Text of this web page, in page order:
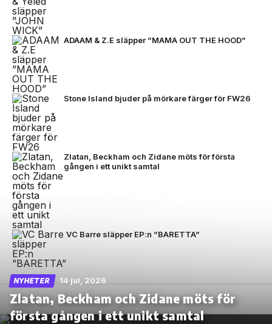
ADAAM & Z.E släpper ”MAMA OUT THE HOOD”
Stone Island bjuder på mörkare färger för FW26
Zlatan, Beckham och Zidane möts för första
gången i ett unikt samtal
VC Barre släpper EP:n ”BARETTA”
NYHETER 14 jul, 2026
Zlatan, Beckham och Zidane möts för
första gången i ett unikt samtal